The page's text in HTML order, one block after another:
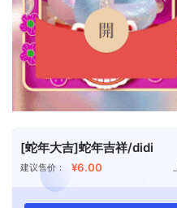
[蛇年大吉]蛇年吉祥/didi
建议售价： ¥6.00